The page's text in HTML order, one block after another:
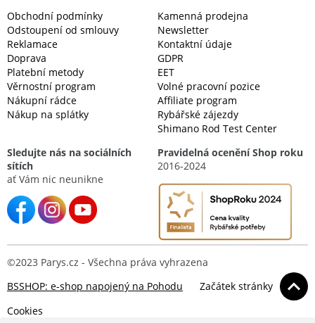
Obchodní podmínky
Odstoupení od smlouvy
Reklamace
Doprava
Platební metody
Věrnostní program
Nákupní rádce
Nákup na splátky
Kamenná prodejna
Newsletter
Kontaktní údaje
GDPR
EET
Volné pracovní pozice
Affiliate program
Rybářské zájezdy
Shimano Rod Test Center
Sledujte nás na sociálních
sítích
ať Vám nic neunikne
Pravidelná ocenění Shop roku
2016-2024
©2023 Parys.cz - Všechna práva vyhrazena
BSSHOP: e-shop napojený na Pohodu
Začátek stránky
Cookies